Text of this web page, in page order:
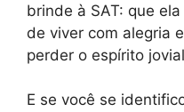
brinde à SAT: que
de viver com alegria
perder o espírito
E se você se